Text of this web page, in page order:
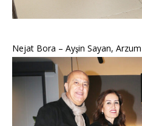
Nejat Bora – Ayşin Sayan,